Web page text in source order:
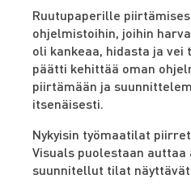
Ruutupaperille
ohjelmistoihin, joihin
oli kankeaa, hidasta ja
päätti kehittää oman
piirtämään ja
itsenäisesti.
Nykyisin työmaatilat
Visuals puolestaan
suunnitellut tilat